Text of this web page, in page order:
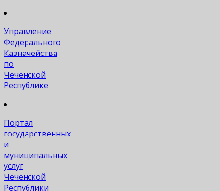
Управление
Федерального
Казначейства
по
Чеченской
Республике
Портал
государственных
и
муниципальных
услуг
Чеченской
Республики